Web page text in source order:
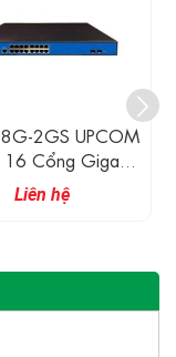
2GS UPCOM
Cổng Gigabit
+ 2 Cổng
Gigabit SFP
Liên hệ